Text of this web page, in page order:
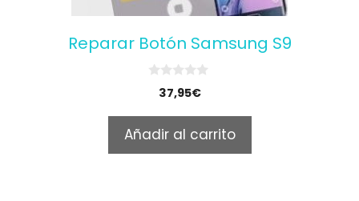
Reparar Botón Samsung S9
o
f
5
37,95€
Añadir al carrito